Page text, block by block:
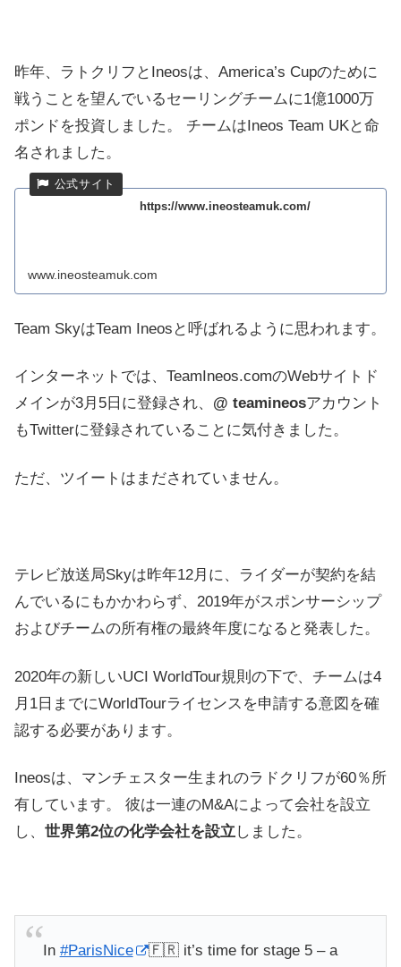
昨年、ラトクリフとIneosは、America’s Cupのために
戦うことを望んでいるセーリングチームに1億1000万
ポンドを投資しました。
チームはIneos Team UKと命
名されました。
https://www.ineosteamuk.com/
www.ineosteamuk.com
Team SkyはTeam Ineosと呼ばれるように思われます。
インターネットでは、TeamIneos.comのWebサイトド
メインが3月5日に登録され、 @ teamineosアカウント
もTwitterに登録されていることに気付きました。
ただ、ツイートはまだされていません。
テレビ放送局Skyは昨年12月に、ライダーが契約を結
んでいるにもかかわらず、2019年がスポンサーシップ
およびチームの所有権の最終年度になると発表した。
2020年の新しいUCI WorldTour規則の下で、チームは4
月1日までにWorldTourライセンスを申請する意図を確
認する必要があります。
Ineosは、マンチェスター生まれのラドクリフが60％所
有しています。
彼は一連のM&Aによって会社を設立
し、 世界第2位の化学会社を設立しました。
In #ParisNice
🇫🇷 it’s time for stage 5 – a